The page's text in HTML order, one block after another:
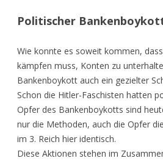
Politischer
Wie konnte es soweit kommen,
kämpfen muss, Konten zu
Bankenboykott auch ein gezielter
Schon die Hitler-Faschisten hatten
Opfer des Bankenboykotts sind
nur die Methoden, auch die Opfer
im 3. Reich hier identisch.
Diese Aktionen stehen im